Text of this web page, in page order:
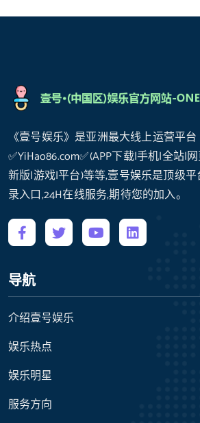
《壹号娱乐》是亚洲最大线上运营平台
✅YiHao86.com✅(APP下载|手机|全站|
新版|游戏|平台)等等,壹号娱乐是顶级
录入口,24H在线服务,期待您的加入。
导航
介绍壹号娱乐
娱乐热点
娱乐明星
服务方向